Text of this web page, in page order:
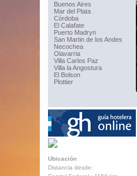
Buenos Aires
Mar del Plata
Córdoba
El Calafate
Puerto Madryn
San Martin de los Andes
Necochea
Olavarria
Villa Carlos Paz
Villa la Angostura
El Bolson
Plottier
Ubicación
Distancia desde: